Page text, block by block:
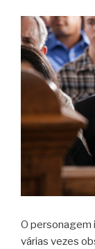
O personagem
várias vezes